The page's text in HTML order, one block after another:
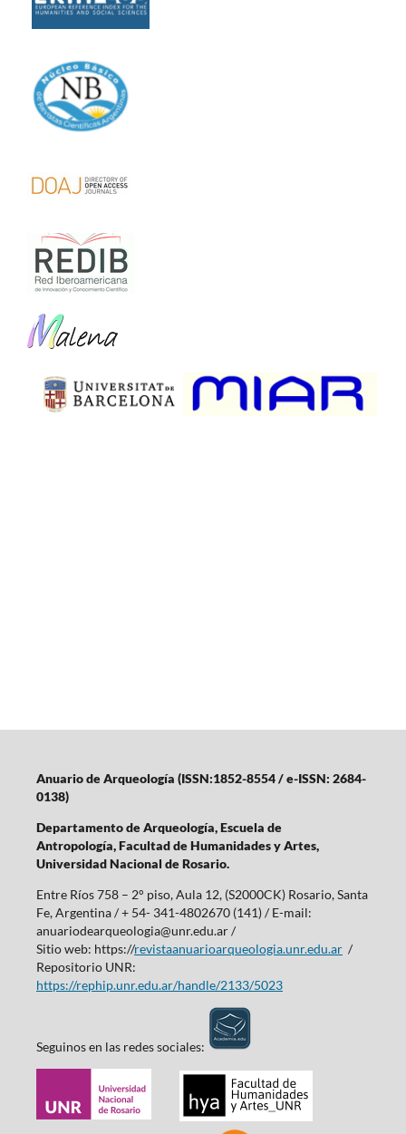
Anuario de Arqueología (ISSN:1852-8554 / e-ISSN: 2684-
0138)
Departamento de Arqueología,Escuela de
Antropología,Facultad de Humanidades y Artes,
Universidad Nacional de Rosario.
Entre Ríos 758 – 2° piso, Aula 12, (S2000CK) Rosario, Santa
Fe, Argentina / + 54- 341-4802670 (141) / E-mail:
anuariodearqueologia@unr.edu.ar /
Sitio web: https://revistaanuarioarqueologia.unr.edu.ar/
Repositorio UNR:
https://rephip.unr.edu.ar/handle/2133/5023
Seguinos en las redes sociales: